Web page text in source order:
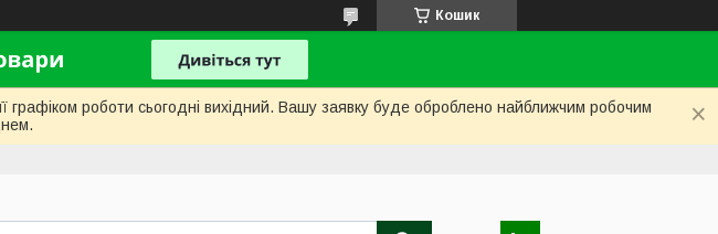
Кошик
роботи сьогодні вихідний. Вашу заявку буде оброблено найближчим робочим